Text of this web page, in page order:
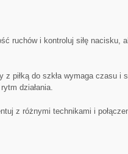
ruchów ​i kontroluj siłę nacisku,
z piłką do szkła wymaga czasu i
działania.
z różnymi technikami i